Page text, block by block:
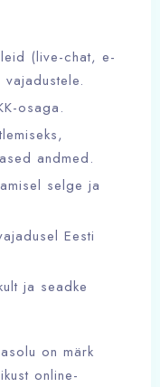
(live-chat, e-
osaga.
andmed.
selge ja
Eesti
ja seadke
on märk
online-